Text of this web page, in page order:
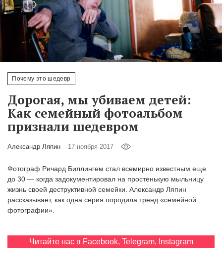
Почему это шедевр
Дорогая, мы убиваем детей:
Как семейный фотоальбом
признали шедевром
Александр Ляпин 17 ноября 2017
Фотограф Ричард Биллингем стал всемирно известным еще
до 30 — когда задокументировал на простенькую мыльницу
жизнь своей деструктивной семейки. Александр Ляпин
рассказывает, как одна серия породила тренд «семейной
фотографии».
Читайте нас в Facebook, Telegram, Instagram